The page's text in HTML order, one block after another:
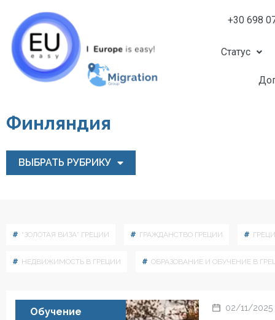
+30 698
Статус
Финляндия
ВЫБРАТЬ РУБРИКУ
“ЗОЛОТАЯ ВИЗА” ГРЕЦИИ ГРАЖДАНСТВО ГРЕЦИИ
НЕДВИЖИМОСТЬ В ГРЕЦИИ ОБРАЗОВАНИЕ И ОБУЧЕНИЕ В
Обучение 02/11/2025